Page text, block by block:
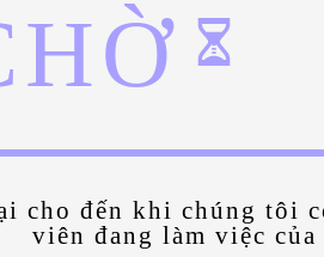
cho đến khi chúng tôi
viên đang làm việc của